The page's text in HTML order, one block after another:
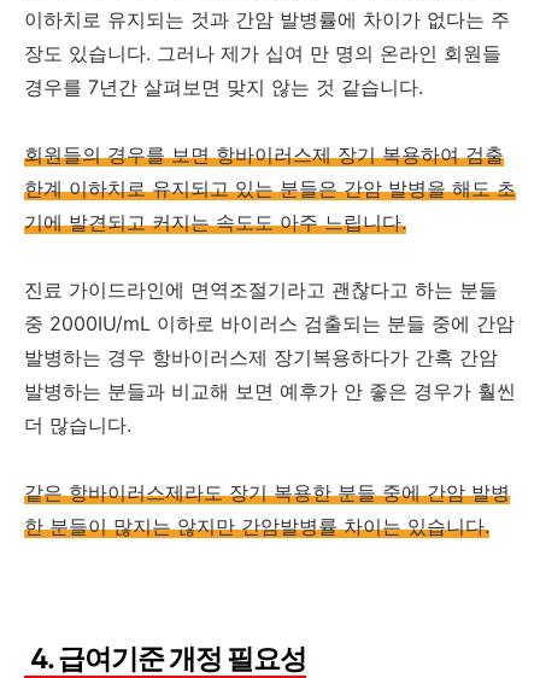
이하치로 유지되는 것과 간암 발병률에 차이가 없다는 주
장도 있습니다. 그러나 제가 십여 만 명의 온라인 회원들
경우를 7년간 살펴보면 맞지 않는 것 같습니다.
회원들의 경우를 보면 항바이러스제 장기 복용하여 검출
한계 이하치로 유지되고 있는 분들은 간암 발병을 해도 초
기에 발견되고 커지는 속도도 아주 느립니다.
진료 가이드라인에 면역조절기라고 괜찮다고 하는 분들
중 2000IU/mL 이하로 바이러스 검출되는 분들 중에 간암
발병하는 경우 항바이러스제 장기복용하다가 간혹 간암
발병하는 분들과 비교해 보면 예후가 안 좋은 경우가 훨씬
더 많습니다.
같은 항바이러스제라도 장기 복용한 분들 중에 간암 발병
한 분들이 많지는 않지만 간암발병률 차이는 있습니다.
4. 급여기준 개정 필요성